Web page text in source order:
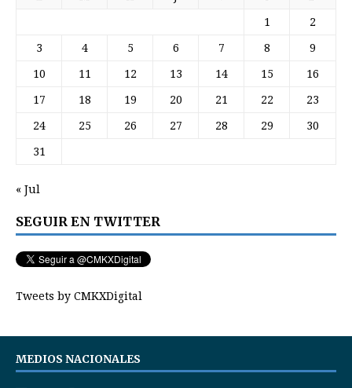
1 2
3 4 5 6 7 8 9
10 11 12 13 14 15 16
17 18 19 20 21 22 23
24 25 26 27 28 29 30
31
« Jul
SEGUIR EN TWITTER
Tweets by CMKXDigital
MEDIOS NACIONALES